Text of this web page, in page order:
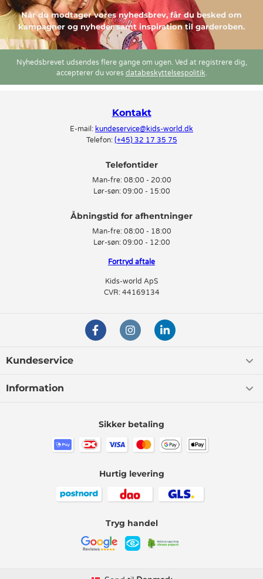
Når du modtager vores nyhedsbrev, får du besked om
kampagner og nyheder samt inspiration til garderoben.
Nyhedsbrevet udsendes flere gange om ugen. Ved at registrere dig,
accepterer du vores databeskyttelsespolitik.
Kontakt
E-mail: kundeservice@kids-world.dk
Telefon: (+45) 32 17 35 75
Telefontider
Man-fre: 08:00 - 20:00
Lør-søn: 09:00 - 15:00
Man-fre: 08:00 - 18:00
Lør-søn: 09:00 - 12:00
Fortryd aftale
Kids-world ApS
CVR: 44169134
Kundeservice
Information
Sikker betaling
Hurtig levering
Tryg handel